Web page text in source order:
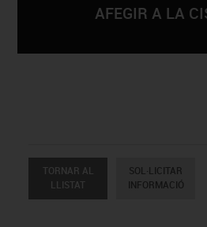
TORNAR AL
LLISTAT
SOL·LICITAR
INFORMACIÓ